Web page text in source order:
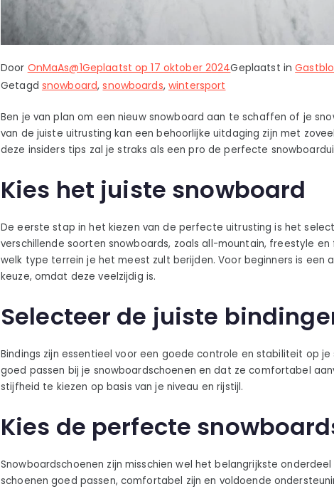
Door OnMaAs@1Geplaatst op17 oktober 2024Geplaatst in
Getagd snowboard,snowboards,wintersport
Ben je van plan om een nieuw snowboard aan te schaffen of je
van de juiste uitrusting kan een behoorlijke uitdaging zijn met
deze insiders tips zal je straks als een pro de perfecte
Kies het juiste snowboard
De eerste stap in het kiezen van de perfecte uitrusting is het
verschillende soorten snowboards, zoals all-mountain, freestyle
welk type terrein je het meest zult berijden. Voor beginners is een
keuze, omdat deze veelzijdig is.
Selecteer de juiste
Bindings zijn essentieel voor een goede controle en stabiliteit op
goed passen bij je snowboardschoenen en dat ze comfortabel
stijfheid te kiezen op basis van je niveau en rijstijl.
Kies de perfecte
Snowboardschoenen zijn misschien wel het belangrijkste
schoenen goed passen, comfortabel zijn en voldoende